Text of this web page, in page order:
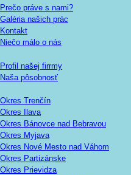
Prečo práve s nami?
Galéria našich prác
Kontakt
Niečo málo o nás
Profil našej firrmy
Naša pôsobnosť
Okres Trenčín
Okres Ilava
Okres Bánovce nad Bebravou
Okres Myjava
Okres Nové Mesto nad Váhom
Okres Partizánske
Okres Prievidza